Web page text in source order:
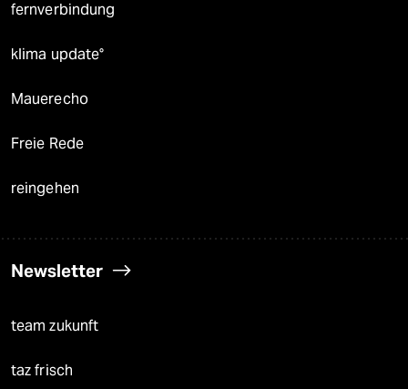
fernverbindung
klima update°
Mauerecho
Freie Rede
reingehen
Newsletter
team zukunft
taz frisch